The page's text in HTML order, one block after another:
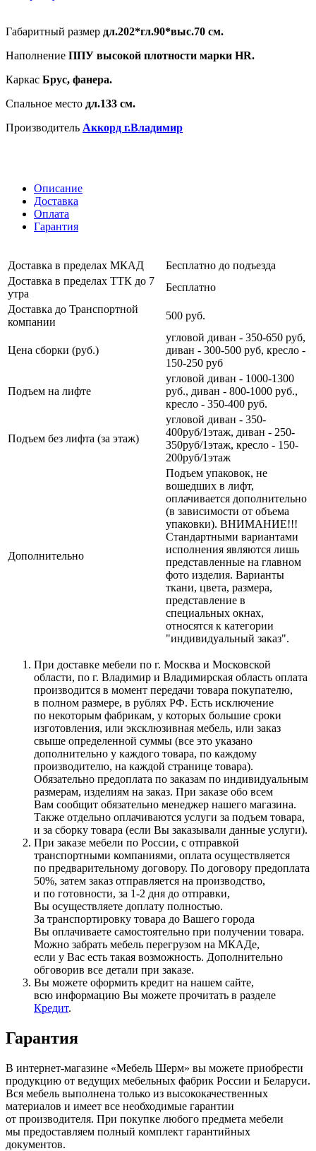
Габаритный размер дл.202*гл.90*выс.70 см.
Наполнение ППУ высокой плотности марки HR.
Каркас Брус, фанера.
Спальное место дл.133 см.
Производитель Аккорд г.Владимир
Описание
Доставка
Оплата
Гарантия
Доставка в пределах МКАД
Бесплатно до подъезда
Доставка в пределах ТТК до 7
утра
Бесплатно
Доставка до Транспортной
компании
500 руб.
Цена сборки (руб.)
угловой диван - 350-650 руб,
диван - 300-500 руб, кресло -
150-250 руб
Подъем на лифте
угловой диван - 1000-1300
руб., диван - 800-1000 руб.,
кресло - 350-400 руб.
Подъем без лифта (за этаж)
угловой диван - 350-
400руб/1этаж, диван - 250-
350руб/1этаж, кресло - 150-
200руб/1этаж
Дополнительно
Подъем упаковок, не
вошедших в лифт,
оплачивается дополнительно
(в зависимости от объема
упаковки). ВНИМАНИЕ!!!
Стандартными вариантами
исполнения являются лишь
представленные на главном
фото изделия. Варианты
ткани, цвета, размера,
представление в
специальных окнах,
относятся к категории
"индивидуальный заказ".
При доставке мебели по г. Москва и Московской
области, по г. Владимир и Владимирская область оплата
производится в момент передачи товара покупателю,
в полном размере, в рублях РФ. Есть исключение
по некоторым фабрикам, у которых большие сроки
изготовления, или эксклюзивная мебель, или заказ
свыше определенной суммы (все это указано
дополнительно у каждого товара, по каждому
производителю, на каждой странице товара).
Обязательно предоплата по заказам по индивидуальным
размерам, изделиям на заказ. При заказе обо всем
Вам сообщит обязательно менеджер нашего магазина.
Также отдельно оплачиваются услуги за подъем товара,
и за сборку товара (если Вы заказывали данные услуги).
При заказе мебели по России, с отправкой
транспортными компаниями, оплата осуществляется
по предварительному договору. По договору предоплата
50%, затем заказ отправляется на производство,
и по готовности, за 1-2 дня до отправки,
Вы осуществляете доплату полностью.
За транспортировку товара до Вашего города
Вы оплачиваете самостоятельно при получении товара.
Можно забрать мебель перегрузом на МКАДе,
если у Вас есть такая возможность. Дополнительно
обговорив все детали при заказе.
Вы можете оформить кредит на нашем сайте,
всю информацию Вы можете прочитать в разделе
Кредит.
Гарантия
В интернет-магазине «Мебель Шерм» вы можете приобрести
продукцию от ведущих мебельных фабрик России и Беларуси.
Вся мебель выполнена только из высококачественных
материалов и имеет все необходимые гарантии
от производителя. При покупке любого предмета мебели
мы предоставляем полный комплект гарантийных
документов.